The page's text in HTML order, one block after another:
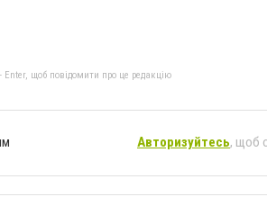
Enter, щоб повідомити про це редакцію
Авторизуйтесь, щоб